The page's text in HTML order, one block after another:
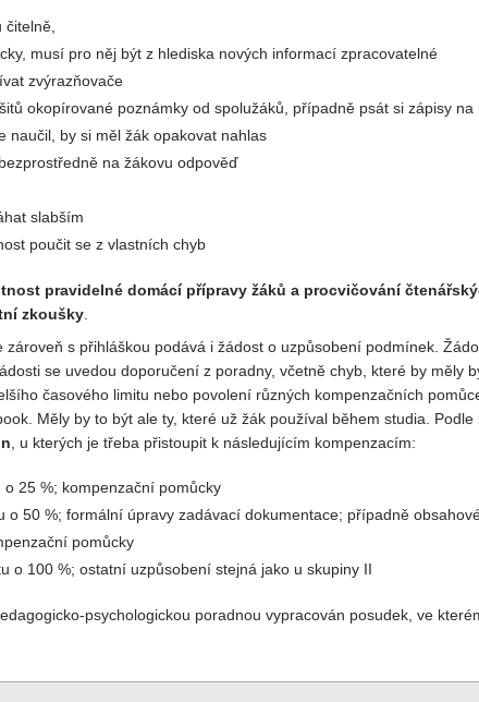
musí pro něj být z hlediska nových informací zpracovatelné
zvýrazňovače
okopírované poznámky od spolužáků, případně psát si zápisy
naučil, by si měl žák opakovat nahlas
na žákovu odpověď
slabším
poučit se z vlastních chyb
pravidelné domácí přípravy žáků a procvičování
zkoušky
s přihláškou podává i žádost o uzpůsobení podmínek.
se uvedou doporučení z poradny, včetně chyb, které by měly
časového limitu nebo povolení různých kompenzačních
Měly by to být ale ty, které už žák používal během studia.
, u kterých je třeba přistoupit k následujícím kompenzacím:
25 %; kompenzační pomůcky
o 50 %; formální úpravy zadávací dokumentace; případně
pomůcky
o 100 %; ostatní uzpůsobení stejná jako u skupiny II
psychologickou poradnou vypracován posudek, ve